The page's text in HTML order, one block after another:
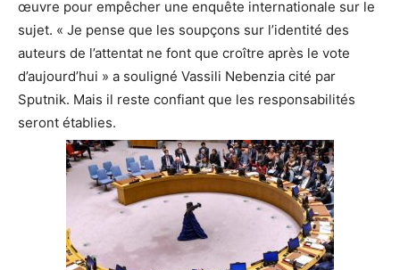
œuvre pour empêcher une enquête internationale sur le
sujet. « Je pense que les soupçons sur l’identité des
auteurs de l’attentat ne font que croître après le vote
d’aujourd’hui » a souligné Vassili Nebenzia cité par
Sputnik. Mais il reste confiant que les responsabilités
seront établies.